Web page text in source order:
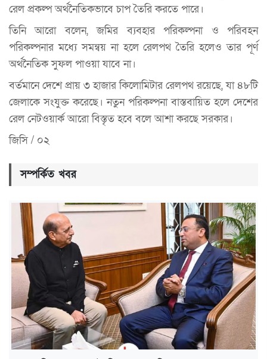
রেল প্রকল্প অর্থনৈতিকভাবে চাপ তৈরি করতে পারে।
তিনি আরো বলেন, জমির ব্যবহার পরিকল্পনা ও পরিবহন
পরিকল্পনার মধ্যে সমন্বয় না হলে রেলপথ তৈরি হলেও তার পূর্ণ
অর্থনৈতিক সুফল পাওয়া যাবে না।
বর্তমানে দেশে প্রায় ৩ হাজার কিলোমিটার রেলপথ রয়েছে, যা ৪৮টি
জেলাকে সংযুক্ত করেছে। নতুন পরিকল্পনা বাস্তবায়িত হলে দেশের
রেল নেটওয়ার্ক আরো বিস্তৃত হবে বলে আশা করছে সরকার।
জিসি / ০২
সম্পর্কিত খবর